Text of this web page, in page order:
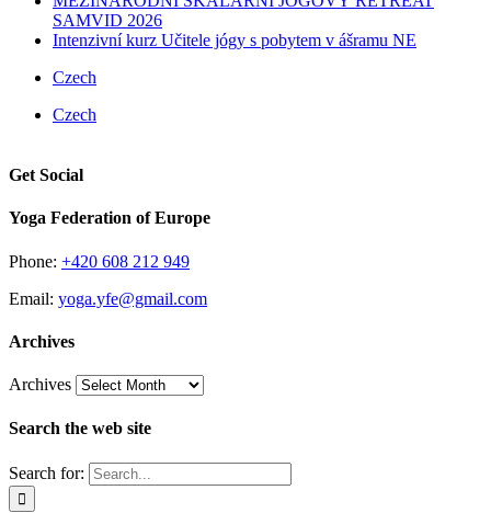
SAMVID 2026
Intenzivní kurz Učitele jógy s pobytem v ášramu NE
Czech
Czech
Get Social
Yoga Federation of Europe
Phone: +420 608 212 949
Email: yoga.yfe@gmail.com
Archives
Archives
Search the web site
Search for: